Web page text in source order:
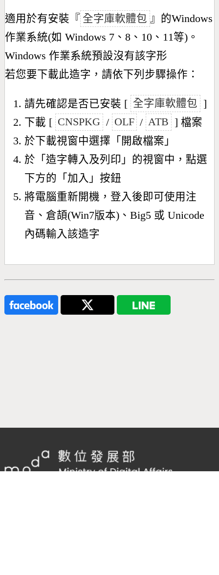
適用於有安裝『 全字庫軟體包 』的Windows
作業系統(如 Windows 7、8、10、11等)。
Windows 作業系統預設沒有該字形
若您要下載此造字，請依下列步驟操作：
請先確認是否已安裝 [ 全字庫軟體包 ]
下載 [ CNSPKG / OLF / ATB ] 檔案
於下載視窗中選擇「開啟檔案」
於「造字轉入及列印」的視窗中，點選
下方的「加入」按鈕
將電腦重新開機，登入後即可使用注
音、倉頡(Win7版本)、Big5 或 Unicode
內碼輸入該造字